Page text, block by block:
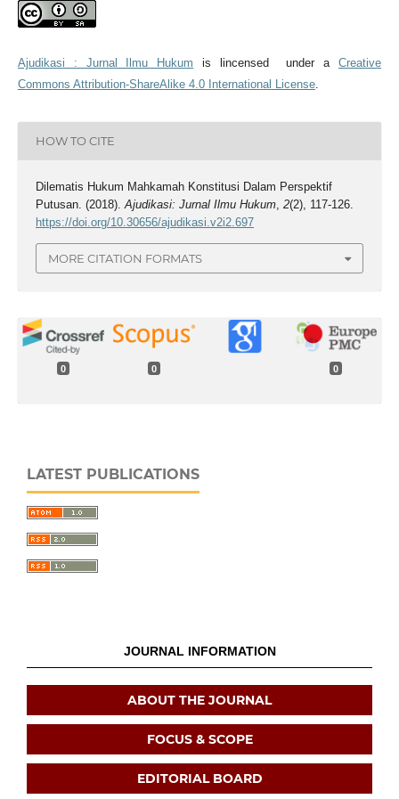
Ajudikasi : Jurnal Ilmu Hukum is lincensed under aCreative
Commons Attribution-ShareAlike 4.0 International License.
HOW TO CITE
Dilematis Hukum Mahkamah Konstitusi Dalam Perspektif
Putusan. (2018). Ajudikasi: Jurnal Ilmu Hukum, 2(2), 117-126.
https://doi.org/10.30656/ajudikasi.v2i2.697
MORE CITATION FORMATS
0 0 0
LATEST PUBLICATIONS
JOURNAL INFORMATION
ABOUT THE JOURNAL
FOCUS & SCOPE
EDITORIAL BOARD